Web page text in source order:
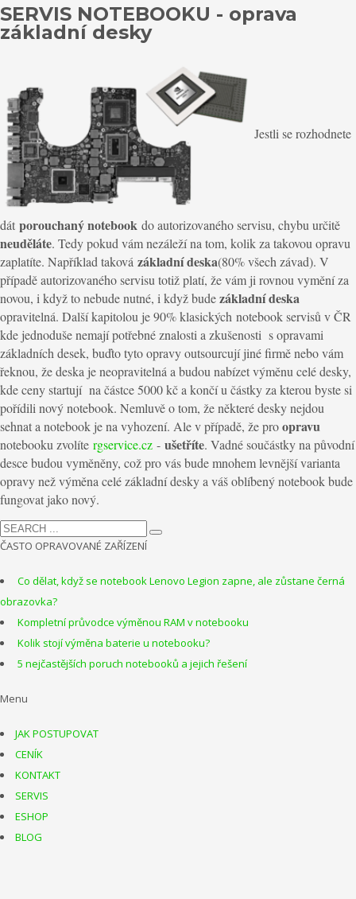
SERVIS NOTEBOOKU - oprava
základní desky
Jestli se rozhodnete
dát porouchaný notebook do autorizovaného servisu, chybu určitě
neuděláte. Tedy pokud vám nezáleží na tom, kolik za takovou opravu
zaplatíte. Například taková základní deska(80% všech závad). V
případě autorizovaného servisu totiž platí, že vám ji rovnou vymění za
novou, i když to nebude nutné, i když budezákladní deska
opravitelná. Další kapitolou je 90% klasických notebook servisů v ČR
kde jednoduše nemají potřebné znalosti a zkušenosti s opravami
základních desek, buďto tyto opravy outsourcují jiné firmě nebo vám
řeknou, že deska je neopravitelná a budou nabízet výměnu celé desky,
kde ceny startují na částce 5000 kč a končí u částky za kterou byste si
pořídili nový notebook. Nemluvě o tom, že některé desky nejdou
sehnata notebook je na vyhození. Ale v případě, že proopravu
notebooku zvolíte rgservice.cz - ušetříte. Vadné součástky na původní
desce budou vyměněny, což pro vás bude mnohem levnější varianta
opravy než výměna celé základní deskya váš oblíbený notebook bude
fungovat jako nový.
ČASTO OPRAVOVANÉ ZAŘÍZENÍ
Co dělat, když se notebook Lenovo Legion zapne, ale zůstane černá
obrazovka?
Kompletní průvodce výměnou RAM v notebooku
Kolik stojí výměna baterie u notebooku?
5 nejčastějších poruch notebooků a jejich řešení
Menu
JAK POSTUPOVAT
CENÍK
KONTAKT
SERVIS
ESHOP
BLOG